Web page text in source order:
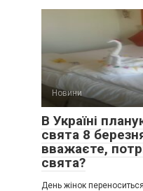
Новини
В Україні
свята 8
вважаєте,
свята?
День жінок